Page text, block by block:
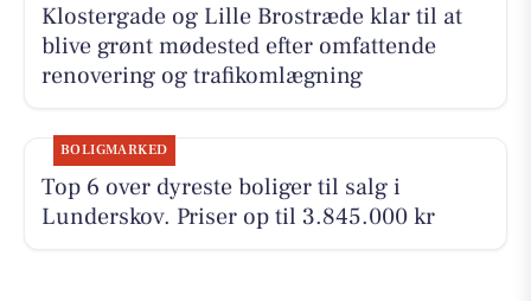
Klostergade og Lille Brostræde klar til at
blive grønt mødested efter omfattende
renovering og trafikomlægning
BOLIGMARKED
Top 6 over dyreste boliger til salg i
Lunderskov. Priser op til 3.845.000 kr